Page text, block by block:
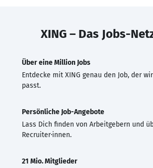
XING – Das Jobs-
Über eine Million Jobs
Entdecke mit XING genau den Job, der
passt.
Persönliche Job-Angebote
Lass Dich finden von Arbeitgebern und
Recruiter·innen.
21 Mio. Mitglieder